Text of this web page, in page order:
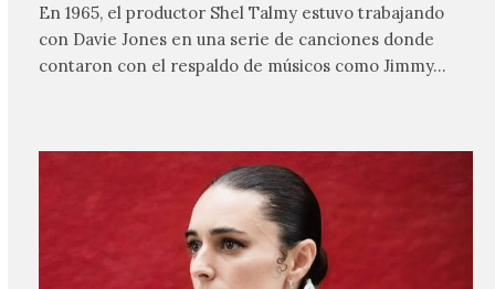
En 1965, el productor Shel Talmy estuvo trabajando
con Davie Jones en una serie de canciones donde
contaron con el respaldo de músicos como Jimmy…